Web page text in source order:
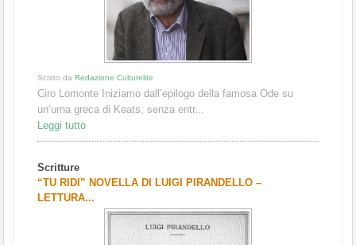
Scritto da Redazione Culturelite
Ciro Lomonte Iniziamo dall’epilogo della famosa Ode su
un’urna greca di Keats, senza entr...
Leggi tutto
Scritture
“TU RIDI” NOVELLA DI LUIGI PIRANDELLO –
LETTURA...